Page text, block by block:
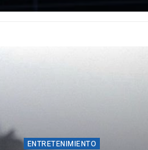
ENTRETENIMIENTO